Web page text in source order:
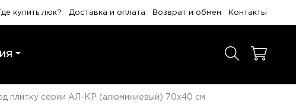
Где купить люк? Доставка и оплата Возврат и обмен Контакты
плитку серии АЛ-КР (алюминиевый) 70x40 см